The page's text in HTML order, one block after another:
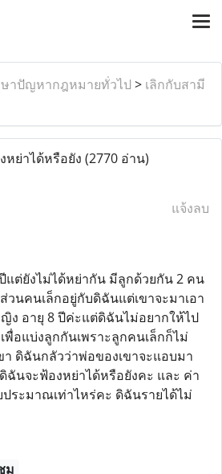
าปัญหากฎหมายทั่วไป > เลิกกับสามี
หย่าได้หรือยัง (2770 อ่าน)
แจ้งลบ
แต่ยังไม่ได้หย่ากัน มีลูกด้วยกัน 2 คน
วนคนเล็กอยู่กับดิฉันแต่เขาจะมาเอา
ง อายุ 8 ปีค่ะแต่ดิฉันไม่อยากให้ไป
พื่อแบ่งลูกกันเพราะลูกคนเล็กก็ไม่
ดิฉันกลัวว่าพ่อของเขาจะแอบมา
ดิฉันจะฟ้องหย่าได้หรือยังคะ และ ค่า
ระมาณเท่าไหร่คะ ดิฉันรายได้ไม่
ม